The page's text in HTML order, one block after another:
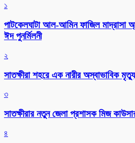
১
পাটকেলঘাটা আল-আমিন ফাজিল মাদ্রাসা
ঈদ পুনর্মিলনী
২
সাতক্ষীরা শহরে এক নারীর অস্বাভাবিক
৩
সাতক্ষীরার নতুন জেলা প্রশাসক মিজ
৪